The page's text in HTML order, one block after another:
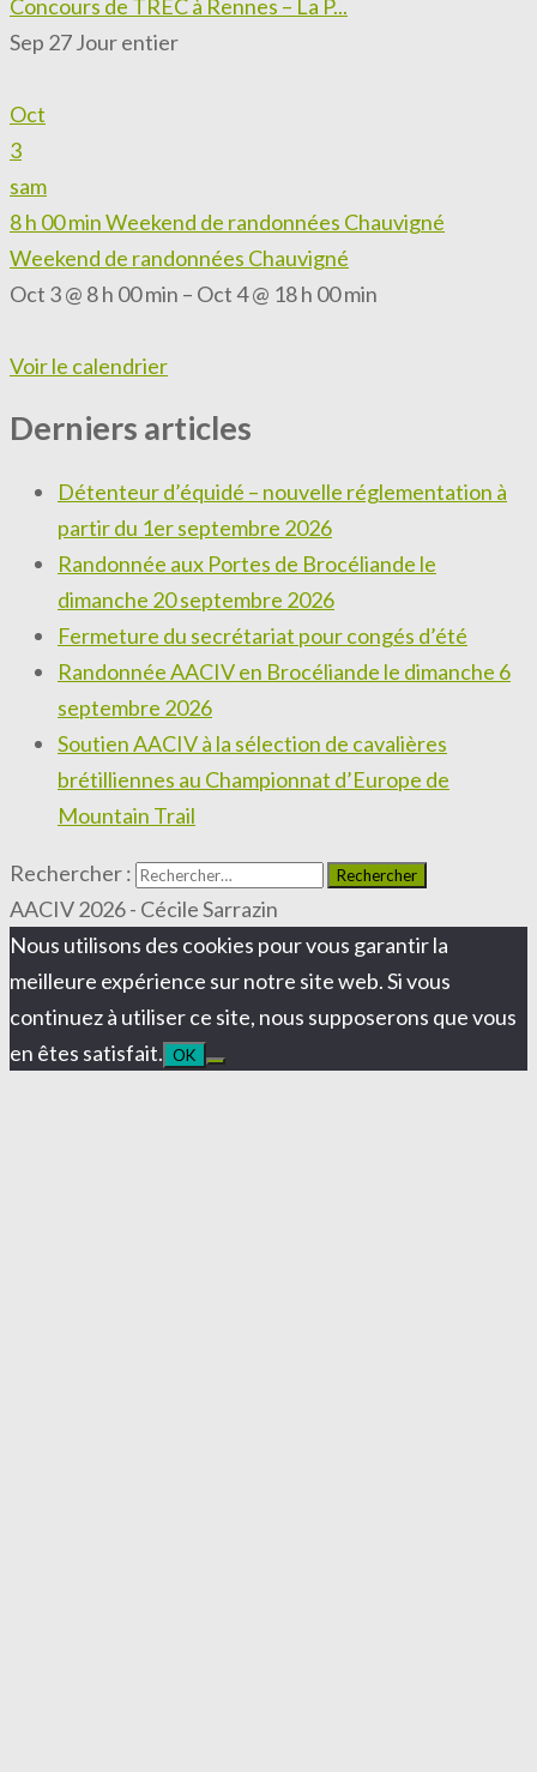
Concours de TREC à Rennes – La P...
Sep 27Jour entier
Oct
3
sam
8 h 00 minWeekend de randonnées Chauvigné
Weekend de randonnées Chauvigné
Oct 3 @ 8 h 00 min – Oct 4 @ 18 h 00 min
Voir le calendrier
Derniers articles
Détenteur d’équidé – nouvelle réglementation à
partir du 1er septembre 2026
Randonnée aux Portes de Brocéliande le
dimanche 20 septembre 2026
Fermeture du secrétariat pour congés d’été
Randonnée AACIV en Brocéliande le dimanche 6
septembre 2026
Soutien AACIV à la sélection de cavalières
brétilliennes au Championnat d’Europe de
Mountain Trail
Rechercher :
AACIV 2026 - Cécile Sarrazin
Nous utilisons des cookies pour vous garantir la
meilleure expérience sur notre site web. Si vous
continuez à utiliser ce site, nous supposerons que vous
en êtes satisfait. OK